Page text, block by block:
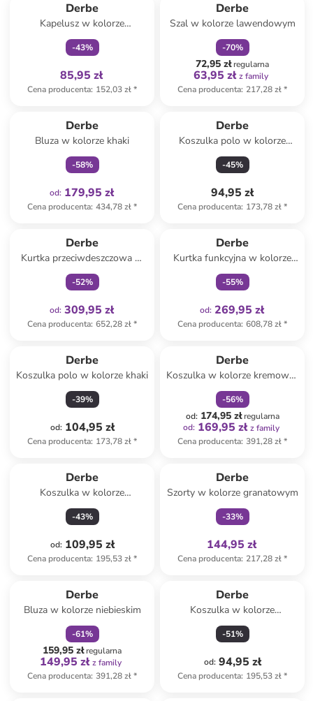
Derbe
Kapelusz w kolorze
granatowo-białym
-43%
85,95 zł
Cena producenta: 152,03 zł*
Derbe
Szal w kolorze lawendowym
-70%
72,95 złregularna
63,95 zł z family
Cena producenta: 217,28 zł*
Derbe
Bluza w kolorze khaki
-58%
od: 179,95 zł
Cena producenta: 434,78 zł*
Derbe
Koszulka polo w kolorze
granatowym
-45%
94,95 zł
Cena producenta: 173,78 zł*
Derbe
Kurtka przeciwdeszczowa w
kolorze khaki
-52%
od: 309,95 zł
Cena producenta: 652,28 zł*
Derbe
Kurtka funkcyjna w kolorze
granatowym
-55%
od: 269,95 zł
Cena producenta: 608,78 zł*
Derbe
Koszulka polo w kolorze khaki
-39%
od: 104,95 zł
Cena producenta: 173,78 zł*
Derbe
Koszulka w kolorze kremowo-
różowym
-56%
od: 174,95 złregularna
od: 169,95 zł z family
Cena producenta: 391,28 zł*
Derbe
Koszulka w kolorze
jasnobrązowym
-43%
od: 109,95 zł
Cena producenta: 195,53 zł*
Derbe
Szorty w kolorze granatowym
-33%
144,95 zł
Cena producenta: 217,28 zł*
Derbe
Bluza w kolorze niebieskim
-61%
159,95 złregularna
149,95 zł z family
Cena producenta: 391,28 zł*
Derbe
Koszulka w kolorze
jasnoróżowym
-51%
od: 94,95 zł
Cena producenta: 195,53 zł*